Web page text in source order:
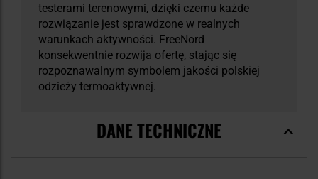
testerami terenowymi, dzięki czemu każde
rozwiązanie jest sprawdzone w realnych
warunkach aktywności. FreeNord
konsekwentnie rozwija ofertę, stając się
rozpoznawalnym symbolem jakości polskiej
odzieży termoaktywnej.
DANE TECHNICZNE